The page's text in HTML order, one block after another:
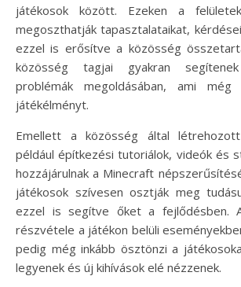
játékosok között. Ezeken a
megoszthatják tapasztalataikat,
ezzel is erősítve a közösség
közösség tagjai gyakran
problémák megoldásában, ami
játékélményt.
Emellett a közösség által
például építkezési tutoriálok, videók és
hozzájárulnak a Minecraft
játékosok szívesen osztják meg
ezzel is segítve őket a fejlődésben.
részvétele a játékon belüli
pedig még inkább ösztönzi a
legyenek és új kihívások elé nézzenek.